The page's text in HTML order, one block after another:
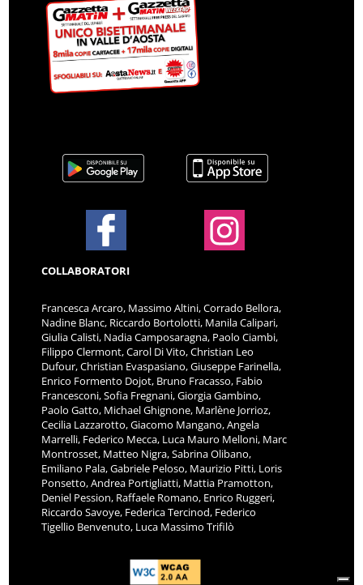
COLLABORATORI
Francesca Arcaro, Massimo Altini, Corrado Bellora,
Nadine Blanc, Riccardo Bortolotti, Manila Calipari,
Giulia Calisti, Nadia Camposaragna, Paolo Ciambi,
Filippo Clermont, Carol Di Vito, Christian Leo
Dufour, Christian Evaspasiano, Giuseppe Farinella,
Enrico Formento Dojot, Bruno Fracasso, Fabio
Francesconi, Sofia Fregnani, Giorgia Gambino,
Paolo Gatto, Michael Ghignone, Marlène Jorrioz,
Cecilia Lazzarotto, Giacomo Mangano, Angela
Marrelli, Federico Mecca, Luca Mauro Melloni, Marc
Montrosset, Matteo Nigra, Sabrina Olibano,
Emiliano Pala, Gabriele Peloso, Maurizio Pitti, Loris
Ponsetto, Andrea Portigliatti, Mattia Pramotton,
Deniel Pession, Raffaele Romano, Enrico Ruggeri,
Riccardo Savoye, Federica Tercinod, Federico
Tigellio Benvenuto, Luca Massimo Trifilò